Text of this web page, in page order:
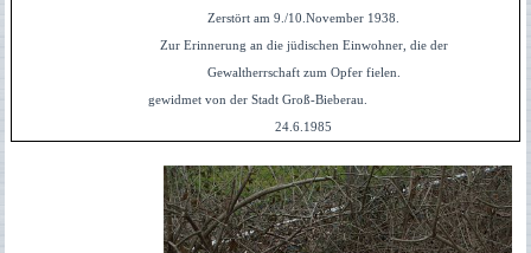
Zerstört am 9./10.November 1938.
Zur Erinnerung an die jüdischen Einwohner, die der
Gewaltherrschaft zum Opfer fielen.
gewidmet von der Stadt Groß-Bieberau.
24.6.1985